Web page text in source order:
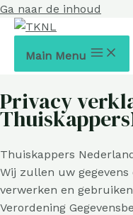
Ga naar de inhoud
Main Menu
Privacy
Thuiskappers
Wij zullen uw
verwerken en
Verordening